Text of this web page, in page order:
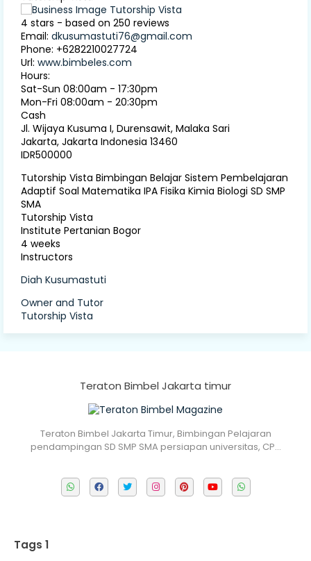
4 stars - based on 250 reviews
Email: dkusumastuti76@gmail.com
Phone: +6282210027724
Url: www.bimbeles.com
Hours:
Sat-Sun 08:00am - 17:30pm
Mon-Fri 08:00am - 20:30pm
Cash
Jl. Wijaya Kusuma I, Durensawit, Malaka Sari
Jakarta, Jakarta Indonesia 13460
IDR500000
Tutorship Vista Bimbingan Belajar Sistem Pembelajaran
Adaptif Soal Matematika IPA Fisika Kimia Biologi SD SMP
SMA
Tutorship Vista
Institute Pertanian Bogor
4 weeks
Instructors
Diah Kusumastuti
Owner and Tutor
Tutorship Vista
Teraton Bimbel Jakarta timur
Teraton Bimbel Jakarta Timur, Bimbingan Pelajaran
pendampingan SD SMP SMA persiapan universitas, CP…
Tags 1